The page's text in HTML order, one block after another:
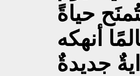
حياةً
أنهكه
جديدةٌ